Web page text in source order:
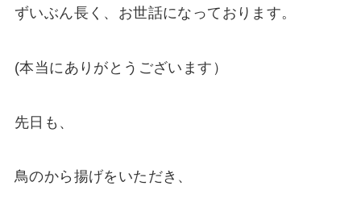
ずいぶん長く、お世話になっております。
(本当にありがとうございます）
先日も、
鳥のから揚げをいただき、